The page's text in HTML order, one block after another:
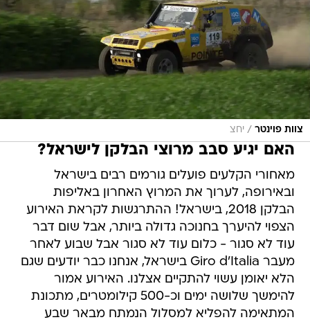
צוות פוינטר / יחצ
האם יגיע סבב מרוצי הבלקן לישראל?
מאחורי הקלעים פועלים גורמים רבים בישראל
ובאירופה, לערוך את המרוץ האחרון באליפות
הבלקן 2018, בישראל! ההתרגשות לקראת האירוע
הצפוי להיערך בחנוכה גדולה ביותר, אבל שום דבר
עוד לא סגור - כלום עוד לא סגור אבל שבוע לאחר
מעבר Giro d'Italia בישראל, אנחנו כבר יודעים שגם
הלא יאומן עשוי להתקיים אצלנו. האירוע אמור
להימשך שלושה ימים וכ-500 קילומטרים, מתכונת
המתאימה להפליא למסלול הנמתח מבאר שבע